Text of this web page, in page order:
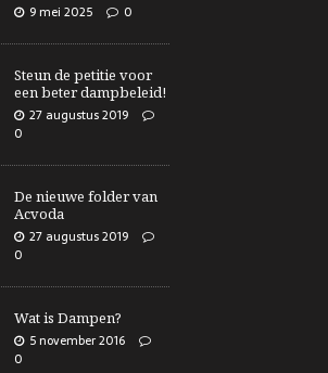
9 mei 2025
0
Steun de petitie voor
een beter dampbeleid!
27 augustus 2019
0
De nieuwe folder van
Acvoda
27 augustus 2019
0
Wat is Dampen?
5 november 2016
0